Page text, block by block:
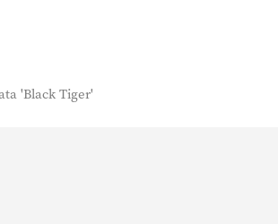
'Black Tiger'